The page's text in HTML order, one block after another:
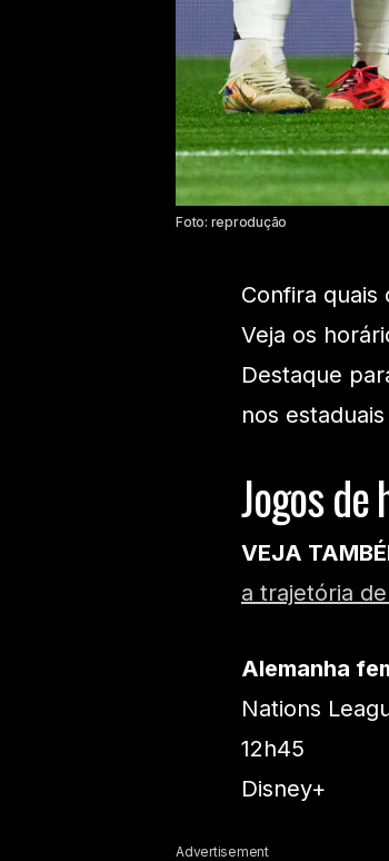
Foto: reprodução
Confira
Veja os
Destaque
nos
Jogos
VEJA
a trajetória
Alemanha
Nations
12h45
Disney+
Advertisement